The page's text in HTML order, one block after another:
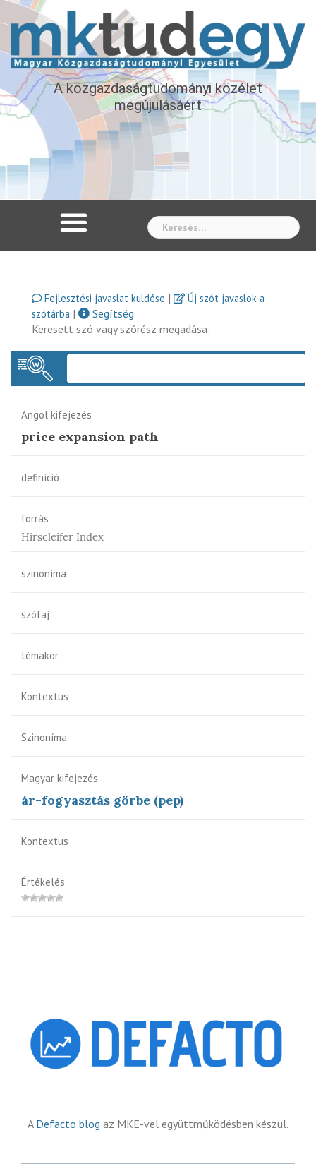
A közgazdaságtudományi közélet
megújulásáért
Fejlesztési javaslat küldése |
Új szót javaslok a
szótárba |
Segítség
Keresett szó vagy szórész megadása:
Angol kifejezés
price expansion path
definíció
forrás
Hirscleifer Index
szinoníma
szófaj
témakör
Kontextus
Szinoníma
Magyar kifejezés
ár-fogyasztás görbe (pep)
Kontextus
Értékelés
A Defacto blog az MKE-vel együttműködésben készül.